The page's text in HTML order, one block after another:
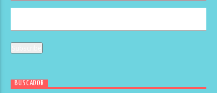
BUSCADOR